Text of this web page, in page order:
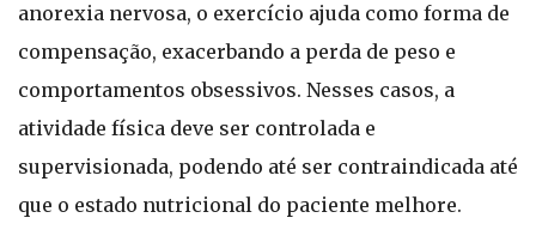
anorexia nervosa, o exercício ajuda como forma de
compensação, exacerbando a perda de peso e
comportamentos obsessivos. Nesses casos, a
atividade física deve ser controlada e
supervisionada, podendo até ser contraindicada até
que o estado nutricional do paciente melhore.